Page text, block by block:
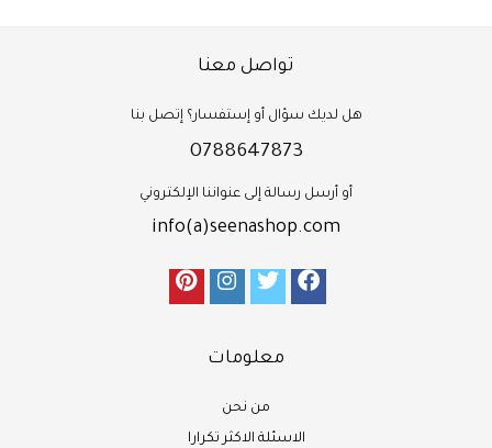
تواصل معنا
هل لديك سؤال أو إستفسار؟ إتصل بنا
0788647873
أو أرسل رسالة إلى عنواننا الإلكتروني
info(a)seenashop.com
معلومات
من نحن
الاسئلة الاكثر تكرارا